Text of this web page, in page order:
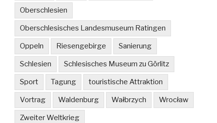
Oberschlesien
Oberschlesisches Landesmuseum Ratingen
Oppeln Riesengebirge Sanierung
Schlesien Schlesisches Museum zu Görlitz
Sport Tagung touristische Attraktion
Vortrag Waldenburg Wałbrzych Wrocław
Zweiter Weltkrieg